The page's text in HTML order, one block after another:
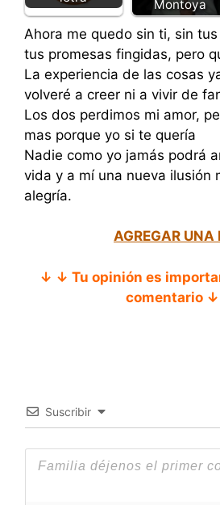
Montoya
Ahora me quedo sin ti, sin
tus promesas fingidas, pero
La experiencia de las cosas
volveré a creer ni a vivir de
Los dos perdimos mi amor,
mas porque yo si te quería
Nadie como yo jamás podrá
vida y a mí una nueva ilusión
alegría.
AGREGAR UNA
↓ ↓ Tu opinión es
comentario
Suscribir